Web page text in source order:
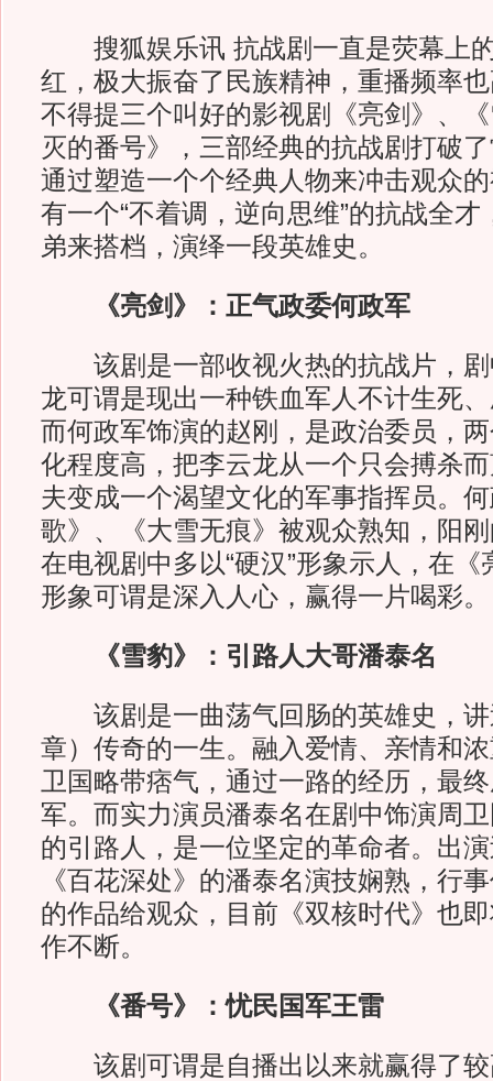
搜狐娱乐讯 抗战剧一直是荧幕上的
红，极大振奋了民族精神，重播频率
不得提三个叫好的影视剧《亮剑》、
灭的番号》，三部经典的抗战剧打破
通过塑造一个个经典人物来冲击观众
有一个“不着调，逆向思维”的抗战全
弟来搭档，演绎一段英雄史。
《亮剑》：正气政委何政军
该剧是一部收视火热的抗战片，剧
龙可谓是现出一种铁血军人不计生死
而何政军饰演的赵刚，是政治委员，
化程度高，把李云龙从一个只会搏杀
夫变成一个渴望文化的军事指挥员。
歌》、《大雪无痕》被观众熟知，阳
在电视剧中多以“硬汉”形象示人，在
形象可谓是深入人心，赢得一片喝彩。
《雪豹》：引路人大哥潘泰名
该剧是一曲荡气回肠的英雄史，讲
章）传奇的一生。融入爱情、亲情和
卫国略带痞气，通过一路的经历，最
军。而实力演员潘泰名在剧中饰演周
的引路人，是一位坚定的革命者。出
《百花深处》的潘泰名演技娴熟，行
的作品给观众，目前《双核时代》也
作不断。
《番号》：忧民国军王雷
该剧可谓是自播出以来就赢得了较